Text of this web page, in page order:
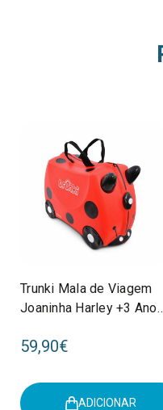
Trunki Mala de Viagem
Joaninha Harley +3
59,90€
ADICIONAR